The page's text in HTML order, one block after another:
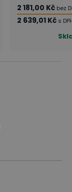
2 181,00 Kč bez
2 639,01 Kč s